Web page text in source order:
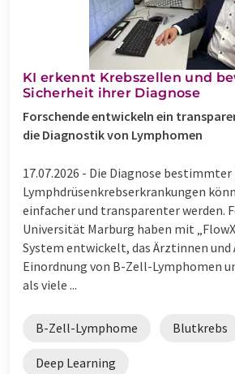
KI erkennt Krebszellen und
Sicherheit ihrer Diagnose
Forschende entwickeln ein
die Diagnostik von Lymphomen
17.07.2026 - Die Diagnose
Lymphdrüsenkrebserkrankungen
einfacher und transparenter werden.
Universität Marburg haben mit
System entwickelt, das Ärztinnen und
Einordnung von B-Zell-Lymphomen
als viele ...
B-Zell-Lymphome Blutkrebs
Deep Learning